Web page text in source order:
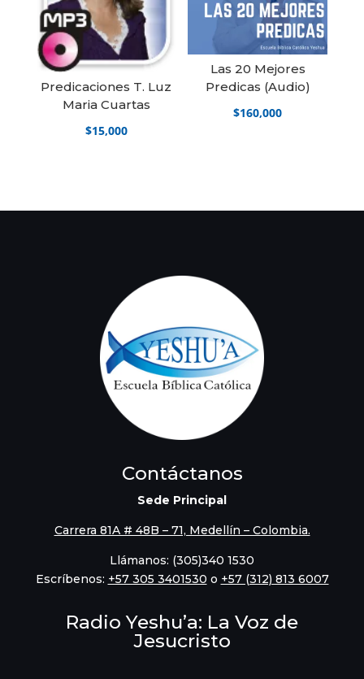
Predicaciones T. Luz
Maria Cuartas
$15,000
Las 20 Mejores
Predicas (Audio)
$160,000
Contáctanos
Sede Principal
Carrera 81A # 48B – 71, Medellín – Colombia.
Llámanos: (305)340 1530
Escríbenos: ‪+57 305 3401530‬ o +57 (312) 813 6007
Radio Yeshu’a: La Voz de
Jesucristo